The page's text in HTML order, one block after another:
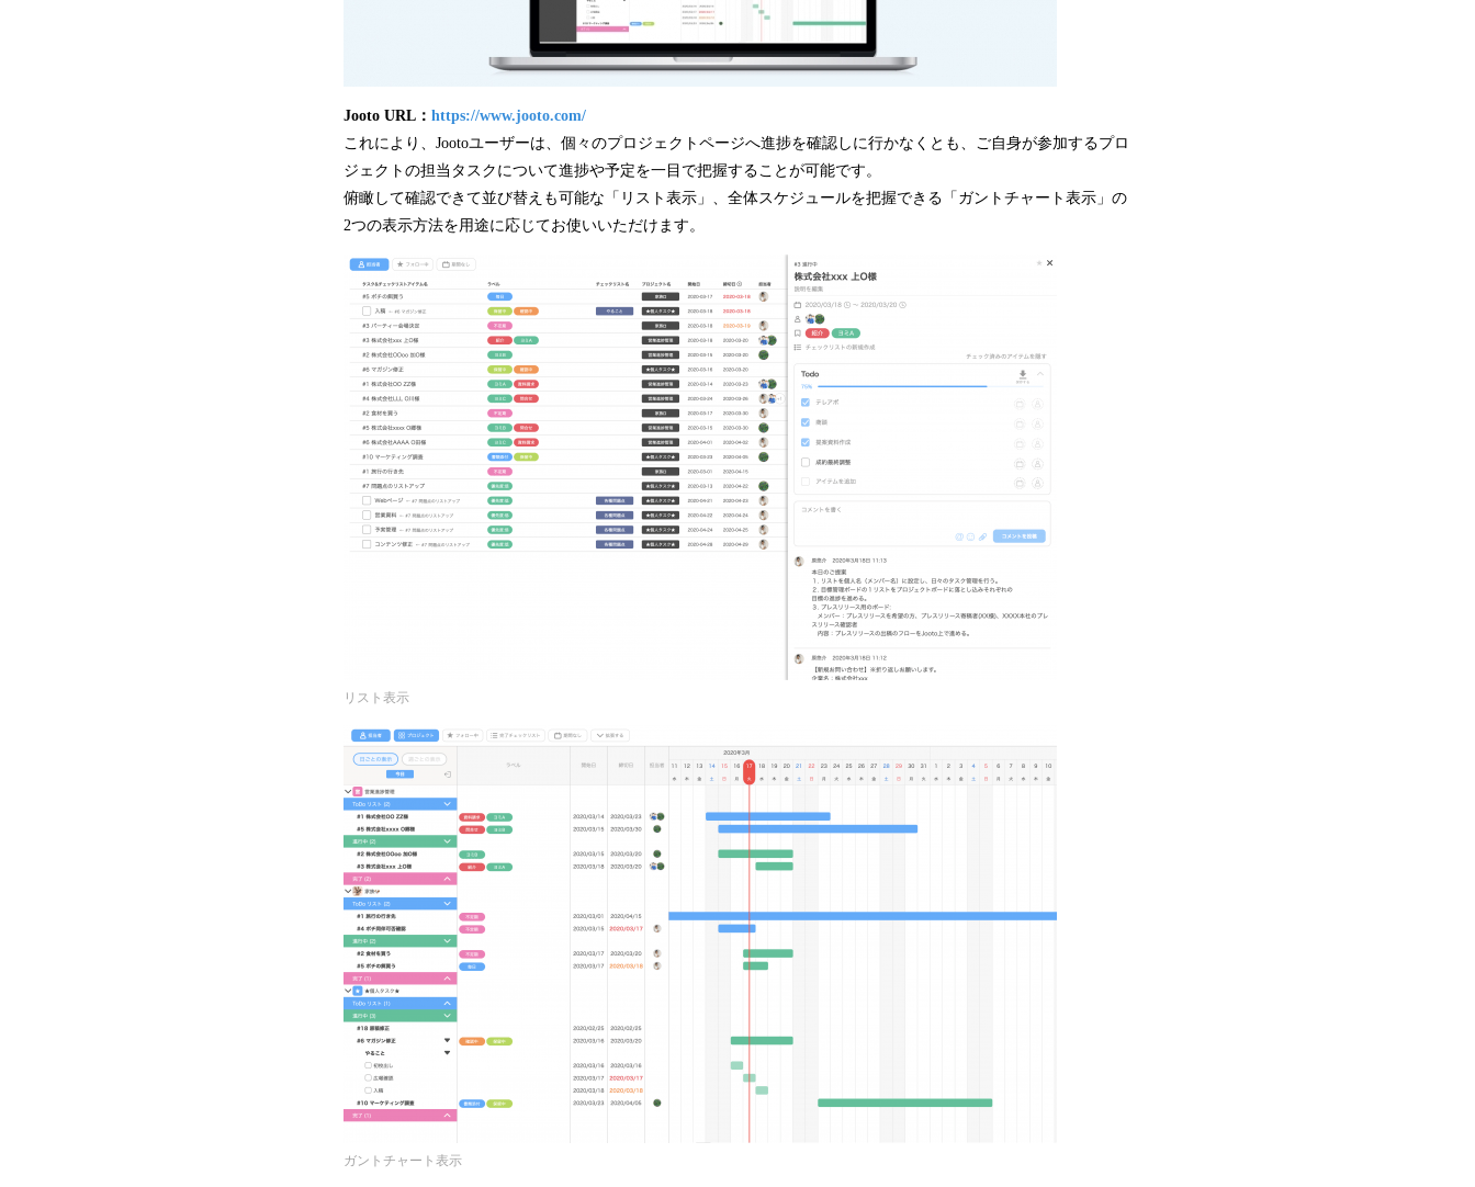
Jooto URL： https://www.jooto.com/
これにより、Jootoユーザーは、個々のプロジェクトページへ進捗を確認しに行かなくとも、ご自身が参加するプロ
ジェクトの担当タスクについて進捗や予定を一目で把握することが可能です。
俯瞰して確認できて並び替えも可能な「リスト表示」、全体スケジュールを把握できる「ガントチャート表示」の
2つの表示方法を用途に応じてお使いいただけます。
リスト表示
ガントチャート表示